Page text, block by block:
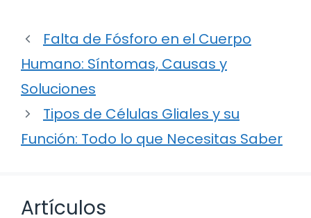
Falta de Fósforo en el Cuerpo
Humano: Síntomas, Causas y
Soluciones
Tipos de Células Gliales y su
Función: Todo lo que Necesitas Saber
Artículos